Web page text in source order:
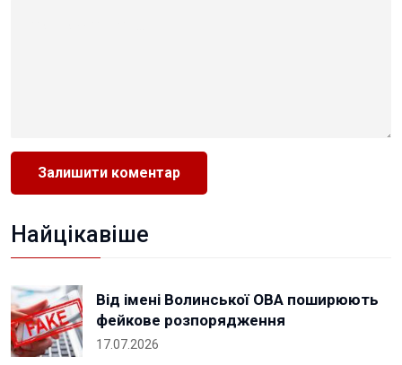
Найцікавіше
Від імені Волинської ОВА поширюють
фейкове розпорядження
17.07.2026